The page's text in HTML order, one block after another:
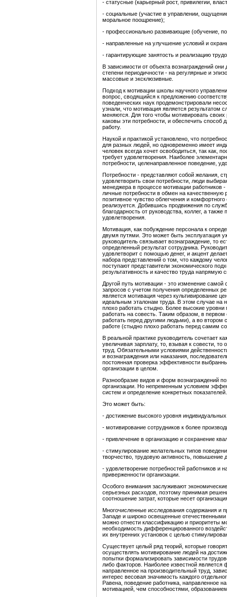
- статусные (карьерный рост, привилегии,
- социальные (участие в управлении,
моральное поощрение);
- профессионально развивающие (обучение,
- направленные на улучшение условий и
- гарантирующие занятость и реализацию
В зависимости от объекта вознаграждений
степени периодичности - на регулярные и
массовые и эксклюзивные.
Подход к мотивации школы научного
вопрос, сводящийся к предложению
поведенческих наук продемонстрировали
узнали, что мотивация является результатом
меняются. Для того чтобы мотивировать
каковы эти потребности, и обеспечить способ
работу.
Наукой и практикой установлено, что
для разных людей, но одновременно имеет
человек всегда хочет освободиться, так как,
требует удовлетворения. Наиболее
потребности, целенаправленное поведение,
Потребности - представляют собой желания,
удовлетворить свои потребности, люди
менеджера в процессе мотивации работников
личные потребности в обмен на качественную
позитивное чувство облегчения и
реализуется. Добившись продвижения по
благодарность от руководства, коллег, а
удовлетворения.
Мотивация, как побуждение персонала к
двумя путями. Это может быть эксплуатация
руководитель связывает вознаграждение, то
определенный результат сотрудника.
удовлетворит с помощью денег, и акцент
набора представлений о том, что каждому
поступают представители экономического
результативность и качество труда
Другой путь мотивации - это изменение
запросов с учетом получения определенных
является мотивация через культивирование
идеальным эталонам труда. В этом случае на
плохо работать стыдно. Более высокие
работать на совесть. Таким образом, в
работать перед другими людьми), а во втором
работе (стыдно плохо работать перед самим
В реальной практике руководитель сочетает
увеличивая зарплату, то, взывая к совести,
труд. Обязательными условиями
и вознаграждения или наказания,
постоянная проверка эффективности
организации в целом.
Разнообразие видов и форм вознаграждений
организации. Но непременным условием
систем и определение конкретных показателей.
Это может быть:
- достижение высокого уровня
- мотивирование сотрудников к более
- привлечение в организацию и сохранение
- стимулирование желательных типов
творчество, трудовую активность, повышение
- удовлетворение потребностей работников и
приверженности организации.
Особого внимания заслуживают
серьезных расходов, поэтому принимая
соотношение затрат, которые несет
Многочисленные исследования содержания и
Западе и широко освещенные
можно отнести классификацию и приоритеты
необходимость дифференцированного
их внутренних установок с целью
Существует целый ряд теорий, которые
осуществлять мотивирование людей на
попытки формализировать зависимости
либо факторов. Наиболее известной
направленное на производительный труд,
интерес весовая значимость каждого
Равена, поведение работника, направленное
мотивацией, чем способностями,